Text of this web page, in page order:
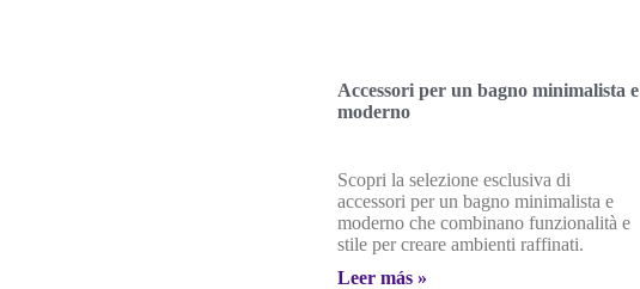
Accessori per un bagno minimalista e
moderno
Scopri la selezione esclusiva di
accessori per un bagno minimalista e
moderno che combinano funzionalità e
stile per creare ambienti raffinati.
Leer más »